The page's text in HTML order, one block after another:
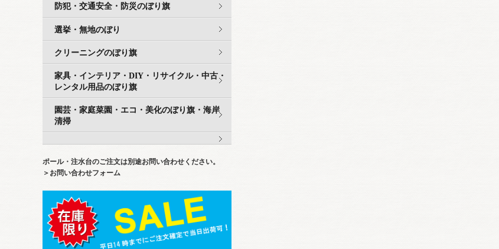
防犯・交通安全・防災のぼり旗
選挙・無地のぼり
クリーニングのぼり旗
家具・インテリア・DIY・リサイクル・中古・
レンタル用品のぼり旗
園芸・家庭菜園・エコ・美化のぼり旗・海岸
清掃
ポール・注水台のご注文は別途お問い合わせください。
＞お問い合わせフォーム